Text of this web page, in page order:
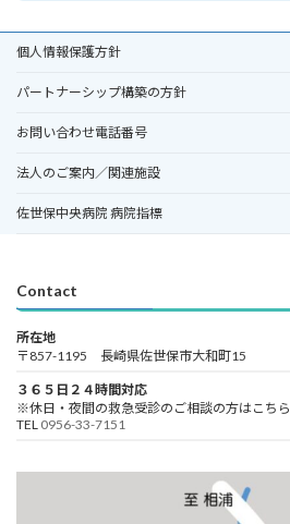
個人情報保護方針
パートナーシップ構築の方針
お問い合わせ電話番号
法人のご案内／関連施設
佐世保中央病院 病院指標
Contact
所在地
〒857-1195 長崎県佐世保市大和町15
３６５日２４時間対応
※休日・夜間の救急受診のご相談の方はこちら
TEL 0956-33-7151